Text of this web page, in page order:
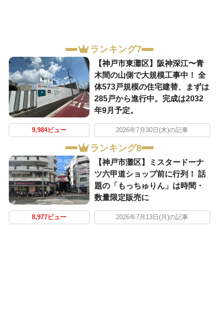
ランキング7
【神戸市東灘区】阪神深江〜青
木間の山側で大規模工事中！ 全
体573戸規模の住宅建替、まずは
285戸から進行中。完成は2032
年9月予定。
9,984ビュー 2026年7月30日(木)の記事
ランキング8
【神戸市灘区】ミスタードーナ
ツ六甲道ショップ前に行列！ 話
題の「もっちゅりん」は時間・
数量限定販売に
8,977ビュー 2026年7月13日(月)の記事